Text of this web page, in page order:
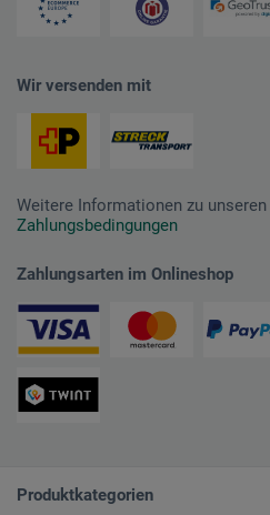
Wir versenden mit
Weitere Informationen zu unseren
Zahlungsbedingungen
Zahlungsarten im Onlineshop
Produktkategorien